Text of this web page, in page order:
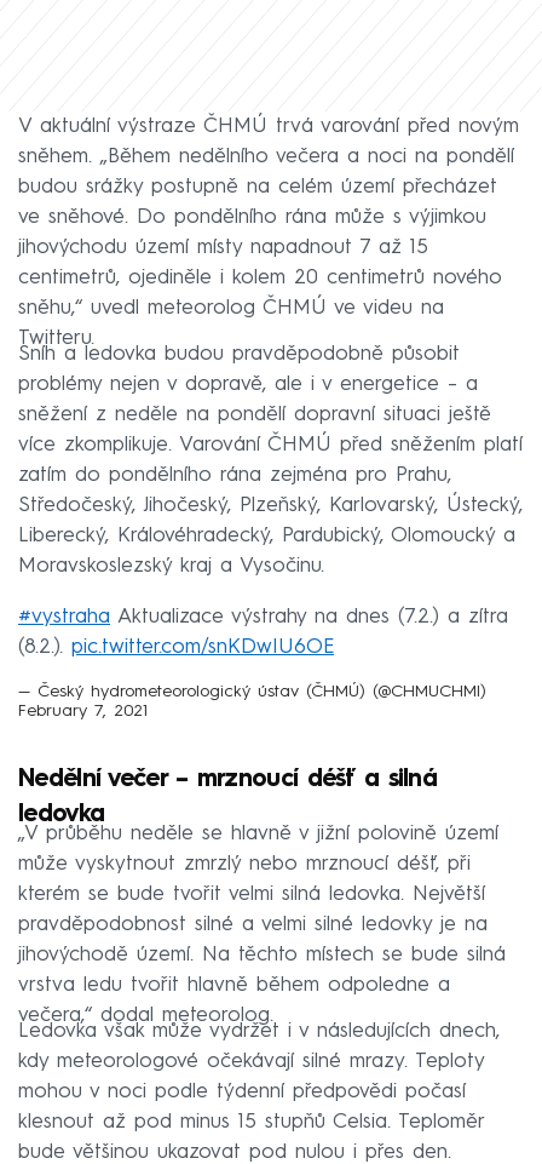
V aktuální výstraze ČHMÚ trvá varování před novým
sněhem. „Během nedělního večera a noci na pondělí
budou srážky postupně na celém území přecházet
ve sněhové. Do pondělního rána může s výjimkou
jihovýchodu území místy napadnout 7 až 15
centimetrů, ojediněle i kolem 20 centimetrů nového
sněhu,“ uvedl meteorolog ČHMÚ ve videu na
Twitteru.
Sníh a ledovka budou pravděpodobně působit
problémy nejen v dopravě, ale i v energetice – a
sněžení z neděle na pondělí dopravní situaci ještě
více zkomplikuje. Varování ČHMÚ před sněžením platí
zatím do pondělního rána zejména pro Prahu,
Středočeský, Jihočeský, Plzeňský, Karlovarský, Ústecký,
Liberecký, Královéhradecký, Pardubický, Olomoucký a
Moravskoslezský kraj a Vysočinu.
#vystraha Aktualizace výstrahy na dnes (7.2.) a zítra
(8.2.). pic.twitter.com/snKDwIU6OE
— Český hydrometeorologický ústav (ČHMÚ) (@CHMUCHMI)
February 7, 2021
Nedělní večer – mrznoucí déšť a silná
ledovka
„V průběhu neděle se hlavně v jižní polovině území
může vyskytnout zmrzlý nebo mrznoucí déšť, při
kterém se bude tvořit velmi silná ledovka. Největší
pravděpodobnost silné a velmi silné ledovky je na
jihovýchodě území. Na těchto místech se bude silná
vrstva ledu tvořit hlavně během odpoledne a
večera,“ dodal meteorolog.
Ledovka však může vydržet i v následujících dnech,
kdy meteorologové očekávají silné mrazy. Teploty
mohou v noci podle týdenní předpovědi počasí
klesnout až pod minus 15 stupňů Celsia. Teploměr
bude většinou ukazovat pod nulou i přes den.